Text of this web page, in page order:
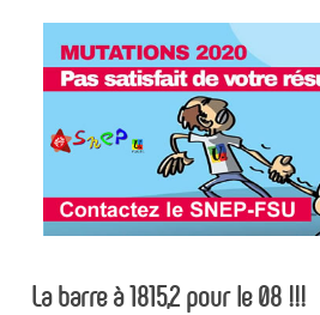
La barre à 1815,2 pour le 08 !!!